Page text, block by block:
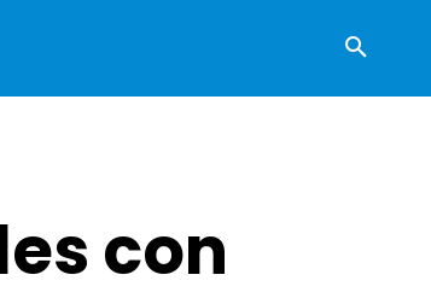
con